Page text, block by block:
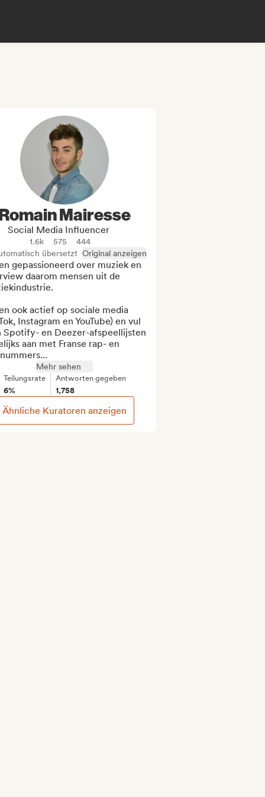
Mairesse
Social Media Influencer
1.6k 575
444
übersetzt Original anzeigen
gepassioneerd over muziek en
daarom mensen uit de
ook actief op sociale media
Instagram en YouTube) en vul
Spotify- en Deezer-afspeellijsten
aan met Franse rap- en
Mehr sehen
Teilungsrate
6%
Antworten gegeben
1,758
Ähnliche Kuratoren anzeigen